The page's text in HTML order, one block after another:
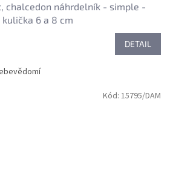
chalcedon náhrdelník - simple -
kulička 6 a 8 cm
DETAIL
Kód: 15795/DAM